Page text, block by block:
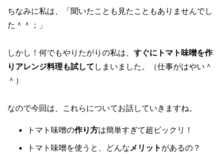
ちなみに私は、「聞いたことも見たこともありませんでし
た＾＾；」
しかし！何でもやりたがりの私は、 すぐにトマト味噌を作
りアレンジ料理も試して しまいました。（仕事がはやい＾
＾）
なので今回は、これらについてお話していきますね。
トマト味噌の作り方は簡単すぎて超ビックリ！
トマト味噌を使うと、どんな メリット があるの？